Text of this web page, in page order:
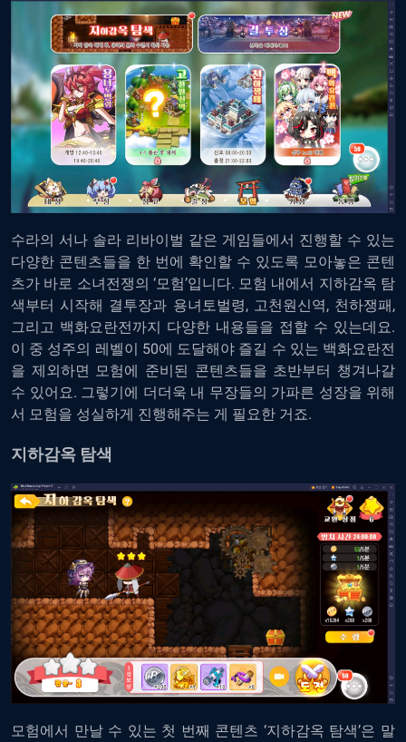
수라의 서나 솔라 리바이벌 같은 게임들에서 진행할 수 있는
다양한 콘텐츠들을 한 번에 확인할 수 있도록 모아놓은 콘텐
츠가 바로 소녀전쟁의 ‘모험’입니다. 모험 내에서 지하감옥 탐
색부터 시작해 결투장과 용녀토벌령, 고천원신역, 천하쟁패,
그리고 백화요란전까지 다양한 내용들을 접할 수 있는데요.
이 중 성주의 레벨이 50에 도달해야 즐길 수 있는 백화요란전
을 제외하면 모험에 준비된 콘텐츠들을 초반부터 챙겨나갈
수 있어요. 그렇기에 더더욱 내 무장들의 가파른 성장을 위해
서 모험을 성실하게 진행해주는 게 필요한 거죠.
지하감옥 탐색
모험에서 만날 수 있는 첫 번째 콘텐츠 ‘지하감옥 탐색’은 말